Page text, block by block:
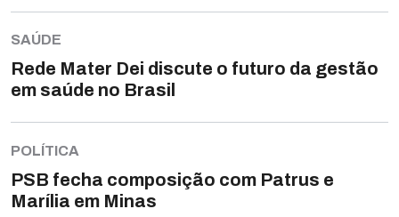
SAÚDE
Rede Mater Dei discute o futuro da gestão
em saúde no Brasil
POLÍTICA
PSB fecha composição com Patrus e
Marília em Minas